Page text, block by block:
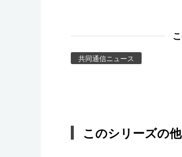
共同通信ニュース
このシリーズの